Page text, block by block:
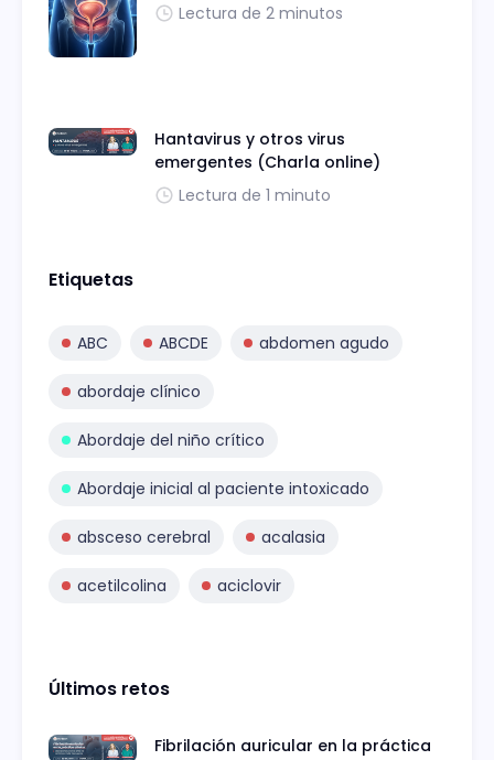
Lectura de 2 minutos
Hantavirus y otros virus
emergentes (Charla online)
Lectura de 1 minuto
Etiquetas
ABC ABCDE abdomen agudo
abordaje clínico
Abordaje del niño crítico
Abordaje inicial al paciente intoxicado
absceso cerebral acalasia
acetilcolina aciclovir
Últimos retos
Fibrilación auricular en la práctica